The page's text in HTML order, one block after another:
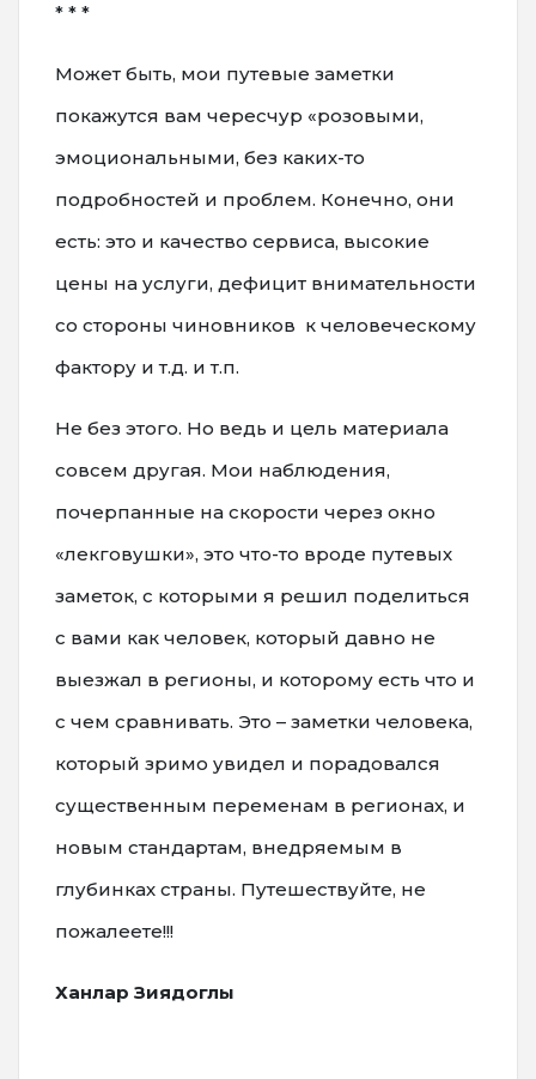
* * *
Может быть, мои путевые заметки
покажутся вам чересчур «розовыми,
эмоциональными, без каких-то
подробностей и проблем. Конечно, они
есть: это и качество сервиса, высокие
цены на услуги, дефицит внимательности
со стороны чиновников к человеческому
фактору и т.д. и т.п.
Не без этого. Но ведь и цель материала
совсем другая. Мои наблюдения,
почерпанные на скорости через окно
«лекговушки», это что-то вроде путевых
заметок, с которыми я решил поделиться
с вами как человек, который давно не
выезжал в регионы, и которому есть что и
с чем сравнивать. Это – заметки человека,
который зримо увидел и порадовался
существенным переменам в регионах, и
новым стандартам, внедряемым в
глубинках страны. Путешествуйте, не
пожалеете!!!
Ханлар Зиядоглы